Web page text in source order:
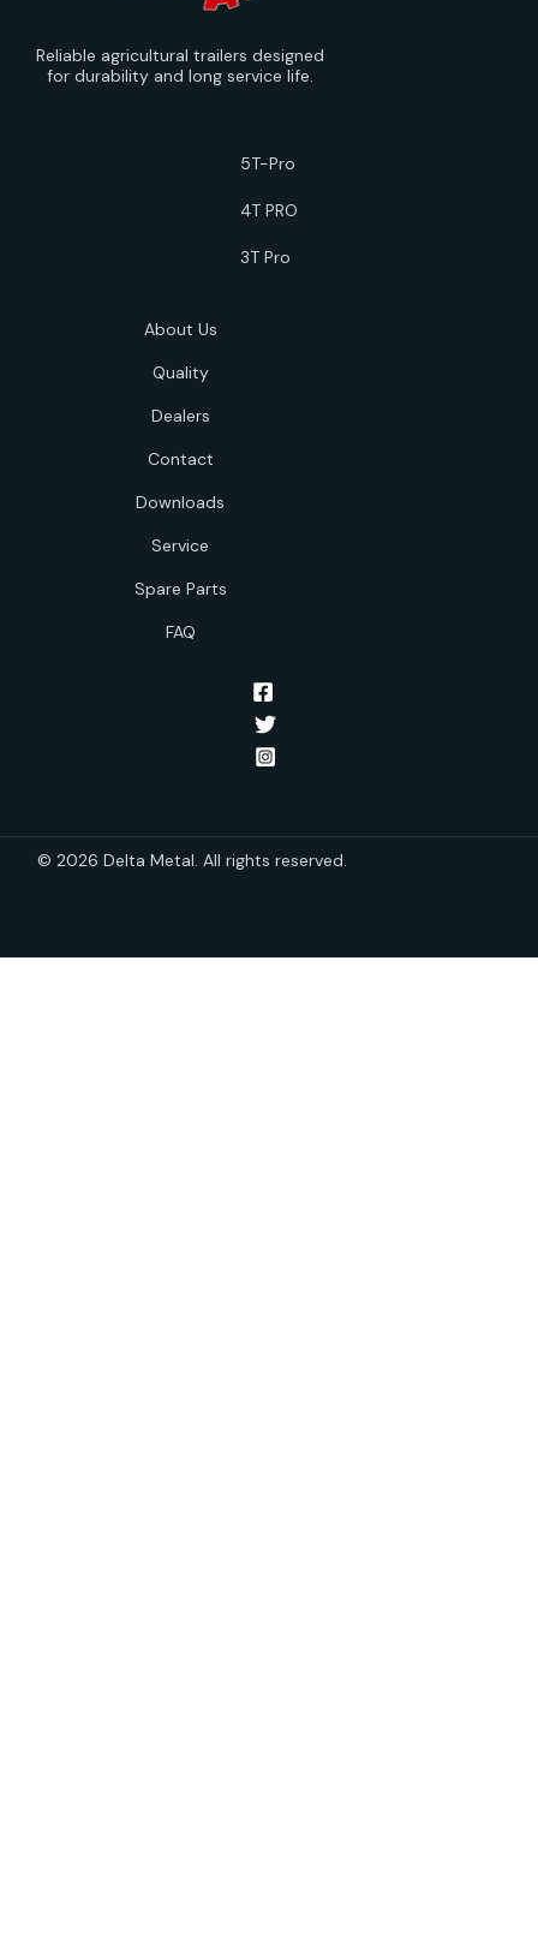
Reliable agricultural trailers designed
for durability and long service life.
5T-Pro
4T PRO
3T Pro
About Us
Quality
Dealers
Contact
Downloads
Service
Spare Parts
FAQ
© 2026 Delta Metal. All rights reserved.